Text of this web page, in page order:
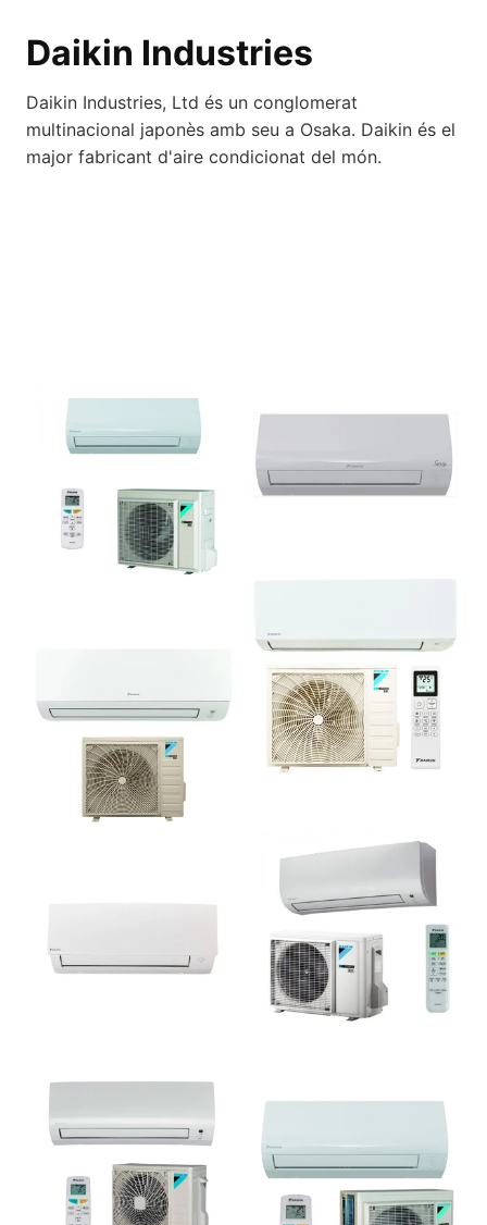
Daikin Industries
Daikin Industries, Ltd és un conglomerat
multinacional japonès amb seu a Osaka. Daikin és el
major fabricant d'aire condicionat del món.